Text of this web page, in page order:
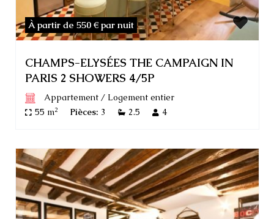
À partir de 550 € par nuit
CHAMPS-ELYSÉES THE CAMPAIGN IN
PARIS 2 SHOWERS 4/5P
Appartement/ Logement entier
55 m2 Pièces: 3 2.5 4